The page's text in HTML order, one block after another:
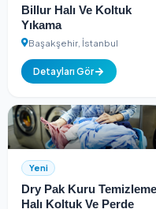
Yeni
Billur Halı Ve Koltuk
Yıkama
Başakşehir, İstanbul
Detayları Gör